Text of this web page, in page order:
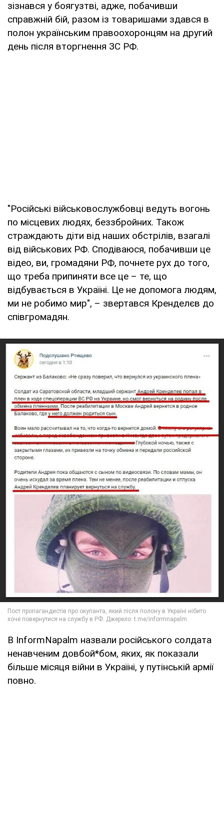
зізнався у боягузтві, адже, побачивши
справжній бій, разом із товаришами здався в
полон українським правоохоронцям на другий
день після вторгнення ЗС РФ.
"Російські військовослужбовці ведуть вогонь
по місцевих людях, беззбройних. Також
страждають діти від наших обстрілів, взагалі
від військових РФ. Сподіваюся, побачивши це
відео, ви, громадяни РФ, почнете рух до того,
що треба припиняти все це – те, що
відбувається в Україні. Це не допомога людям,
ми не робимо мир", – звертався Кренделєв до
співгромадян.
В InformNapalm назвали російського солдата
ненавченим довбой*бом, яких, як показали
більше місяця війни в Україні, у путінській армії
повно.